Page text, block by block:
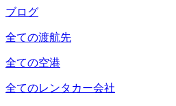
ブログ
全ての渡航先
全ての空港
全てのレンタカー会社